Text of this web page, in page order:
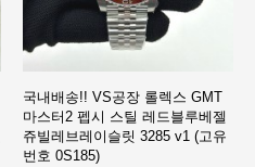
국내배송!! VS공장 롤렉스 GMT
마스터2 펩시 스틸 레드블루베젤
쥬빌레브레이슬릿 3285 v1 (고유
번호 0S185)